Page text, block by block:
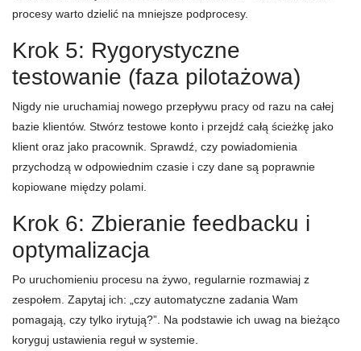
procesy warto dzielić na mniejsze podprocesy.
Krok 5: Rygorystyczne
testowanie (faza pilotażowa)
Nigdy nie uruchamiaj nowego przepływu pracy od razu na całej
bazie klientów. Stwórz testowe konto i przejdź całą ścieżkę jako
klient oraz jako pracownik. Sprawdź, czy powiadomienia
przychodzą w odpowiednim czasie i czy dane są poprawnie
kopiowane między polami.
Krok 6: Zbieranie feedbacku i
optymalizacja
Po uruchomieniu procesu na żywo, regularnie rozmawiaj z
zespołem. Zapytaj ich: „czy automatyczne zadania Wam
pomagają, czy tylko irytują?”. Na podstawie ich uwag na bieżąco
koryguj ustawienia reguł w systemie.